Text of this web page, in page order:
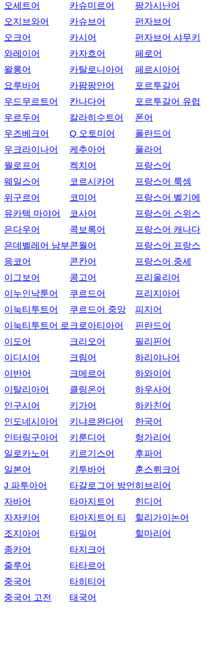
오세트어
오지브와어
오크어
와레이어
왈롱어
요루바어
우드무르트어
우르두어
우즈베크어
우크라이나어
월로프어
웨일스어
위구르어
유카텍 마야어
은다우어
은데벨레어 남부
응코어
이그보어
이누인낙툰어
이눅티투트어
이눅티투트어 로
이도어
이디시어
이반어
이탈리아어
인구시어
인도네시아어
인터링구아어
일로카노어
일본어
J 파투아어
자바어
자자키어
조지아어
종카어
줄루어
중국어
중국어 고전
카슈미르어
카슈브어
카시어
카자흐어
카탈로니아어
카팜팡안어
칸나다어
칼라히수트어
Q 오토미어
케추아어
켁치어
코르시카어
코미어
코사어
콕보록어
콘월어
콘칸어
콩고어
쿠르드어
쿠르드어 중앙
크로아티아어
크리오어
크림어
크메르어
클링온어
키가어
키냐르완다어
키룬디어
키르기스어
키투바어
타갈로그어 방언
타마지트어
타마지트어 티
타밀어
타지크어
타타르어
타히티어
태국어
팡가시난어
펀자브어
펀자브어 샤무키
페로어
페르시아어
포르투갈어
포르투갈어 유럽
폰어
폴란드어
풀라어
프랑스어
프랑스어 룩셈
프랑스어 벨기에
프랑스어 스위스
프랑스어 캐나다
프랑스어 프랑스
프랑스어 중세
프리울리어
프리지아어
피지어
핀란드어
필리핀어
하리야나어
하와이어
하우사어
하카친어
한국어
헝가리어
후파어
훈스뤼크어
히브리어
힌디어
힐리가이논어
힐마리어